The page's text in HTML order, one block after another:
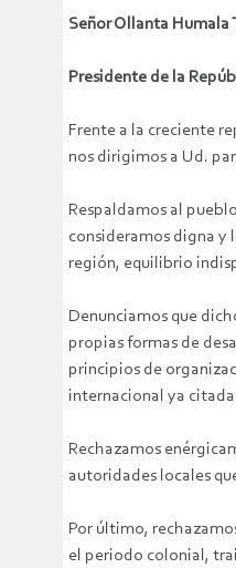
Señor Ollanta Humala
Presidente de la
Frente a la creciente
nos dirigimos a Ud.
Respaldamos al
consideramos digna y
región, equilibrio
Denunciamos que
propias formas de
principios de
internacional ya
Rechazamos
autoridades locales
Por último,
el periodo colonial,